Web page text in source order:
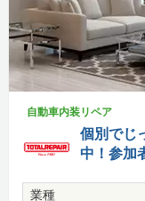
自動車内装リペア
個別でじ
中！参加
業種